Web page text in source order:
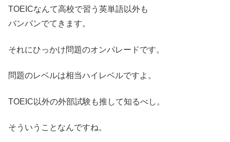
TOEICなんて高校で習う英単語以外も
バンバンでてきます。
それにひっかけ問題のオンパレードです。
問題のレベルは相当ハイレベルですよ。
TOEIC以外の外部試験も推して知るべし。
そういうことなんですね。